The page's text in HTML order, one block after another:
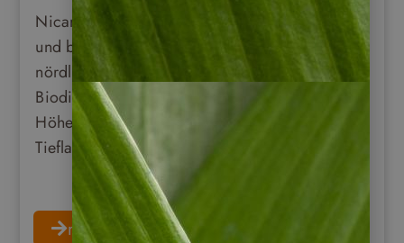
Nicaragua ist der größte Staat Mittelamerikas
und beherbergt den größten Regenwald
nördlich des Amazonas mit 10 % der weltweiten
Biodiversität. Der Regenwald kann je nach
Höhenlage aufgeteilt werden in
Tieflandregenwald …
mehr erfahren